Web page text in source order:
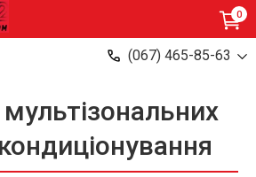
(067) 465-85-63
0